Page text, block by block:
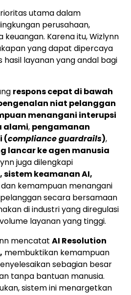
utama dalam
perusahaan,
keuangan. Karena itu, Wizlynn
yang dapat dipercaya
hasil layanan yang andal bagi
respons cepat di bawah
niat pelanggan
menangani interupsi
alami, pengamanan
(compliance guardrails),
lancar ke agen manusia
juga dilengkapi
keamanan AI,
dan kemampuan menangani
secara bersamaan
di industri yang diregulasi
layanan yang tinggi.
mencatat AI Resolution
membuktikan kemampuan
sebagian besar
tanpa bantuan manusia.
sistem ini menargetkan